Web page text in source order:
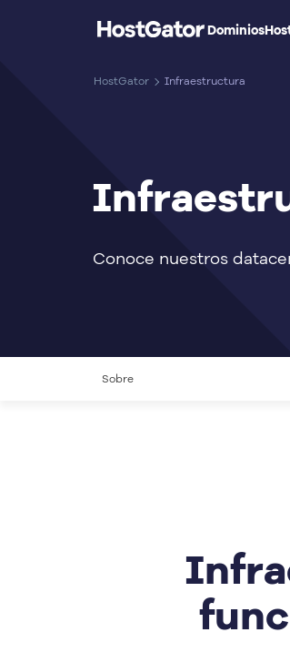
Dominios
HostGator Infraestructura
Conoce nuestros
Sobre